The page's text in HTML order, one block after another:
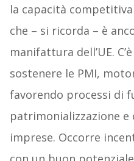
la capacità
che – si ricorda – è
manifattura dell’UE.
sostenere le PMI,
favorendo processi di
patrimonializzazione
imprese. Occorre